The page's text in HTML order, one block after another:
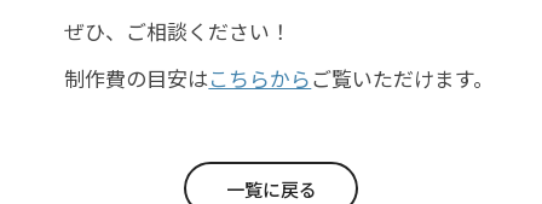
ぜひ、ご相談ください！
制作費の目安はこちらからご覧いただけます。
一覧に戻る